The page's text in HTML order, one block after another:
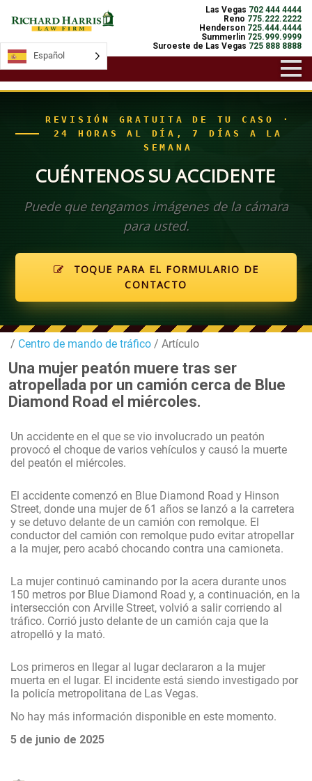
Las Vegas 702 444 4444
Reno 775.222.2222
Henderson 725.444.4444
Summerlin 725.999.9999
Suroeste de Las Vegas 725 888 8888
REVISIÓN GRATUITA DE TU CASO ·
24 HORAS AL DÍA, 7 DÍAS A LA
SEMANA
CUÉNTENOS SU ACCIDENTE
Puede que tengamos imágenes de la cámara
para usted.
TOQUE PARA EL FORMULARIO DE
CONTACTO
/ Centro de mando de tráfico / Artículo
Una mujer peatón muere tras ser
atropellada por un camión cerca de Blue
Diamond Road el miércoles.
Un accidente en el que se vio involucrado un peatón
provocó el choque de varios vehículos y causó la muerte
del peatón el miércoles.
El accidente comenzó en Blue Diamond Road y Hinson
Street, donde una mujer de 61 años se lanzó a la carretera
y se detuvo delante de un camión con remolque. El
conductor del camión con remolque pudo evitar atropellar
a la mujer, pero acabó chocando contra una camioneta.
La mujer continuó caminando por la acera durante unos
150 metros por Blue Diamond Road y, a continuación, en la
intersección con Arville Street, volvió a salir corriendo al
tráfico. Corrió justo delante de un camión caja que la
atropelló y la mató.
Los primeros en llegar al lugar declararon a la mujer
muerta en el lugar. El incidente está siendo investigado por
la policía metropolitana de Las Vegas.
No hay más información disponible en este momento.
5 de junio de 2025
Español
Español